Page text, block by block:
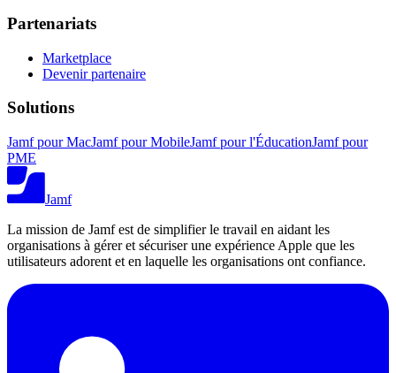
Partenariats
Marketplace
Devenir partenaire
Solutions
Jamf pour MacJamf pour MobileJamf pour l'ÉducationJamf pour
PME
Jamf
La mission de Jamf est de simplifier le travail en aidant les
organisations à gérer et sécuriser une expérience Apple que les
utilisateurs adorent et en laquelle les organisations ont confiance.